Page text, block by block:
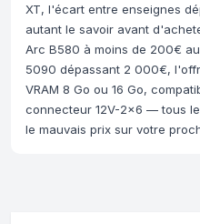
XT, l'écart entre enseignes
autant le savoir avant
Arc B580 à moins de 200€
5090 dépassant 2 000€,
VRAM 8 Go ou 16 Go,
connecteur 12V-2x6 — tous
le mauvais prix sur votre